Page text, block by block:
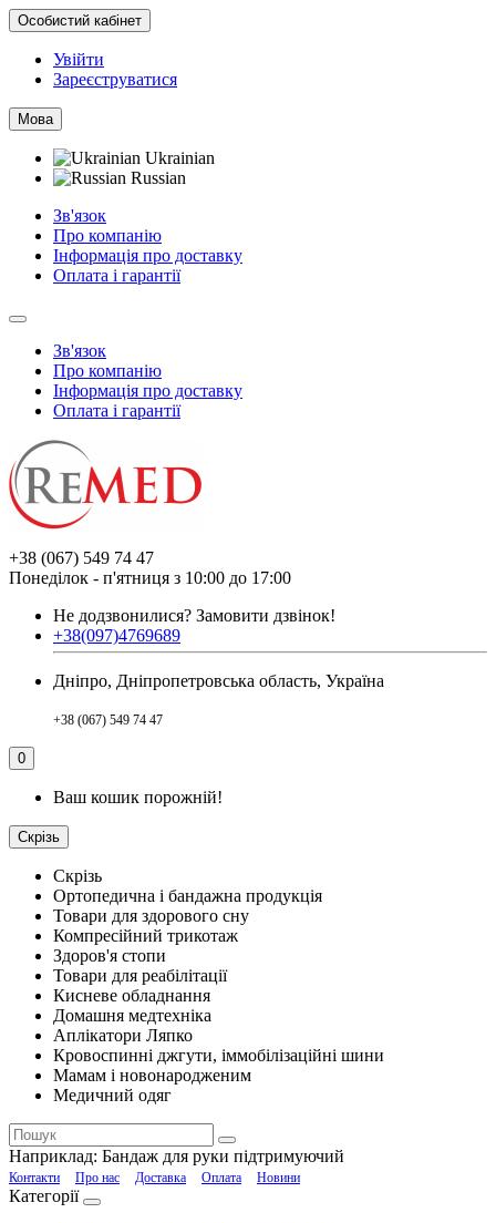
Особистий кабінет
Увійти
Зареєструватися
Мова
Ukrainian
Russian
Зв'язок
Про компанію
Інформація про доставку
Оплата і гарантії
Зв'язок
Про компанію
Інформація про доставку
Оплата і гарантії
+38 (067) 549 74 47
Понеділок - п'ятниця з 10:00 до 17:00
Не додзвонилися? Замовити дзвінок!
+38(097)4769689
Дніпро, Дніпропетровська область, Україна
+38 (067) 549 74 47
0
Ваш кошик порожній!
Скрізь
Скрізь
Ортопедична і бандажна продукція
Товари для здорового сну
Компресійний трикотаж
Здоров'я стопи
Товари для реабілітації
Кисневе обладнання
Домашня медтехніка
Аплікатори Ляпко
Кровоспинні джгути, іммобілізаційні шини
Мамам і новонародженим
Медичний одяг
Наприклад: Бандаж для руки підтримуючий
Контакти Про нас Доставка Оплата Новини
Категорії